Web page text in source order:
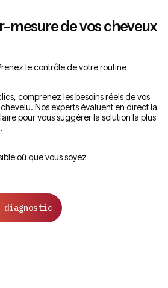
mesure de vos cheveux
le contrôle de votre routine
comprenez les besoins réels de vos
Nos experts évaluent en direct la
pour vous suggérer la solution la plus
où que vous soyez
diagnostic